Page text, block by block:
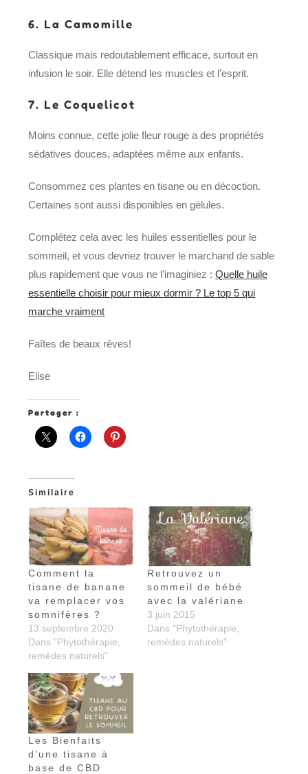
6. La Camomille
Classique mais redoutablement efficace, surtout en
infusion le soir. Elle détend les muscles et l’esprit.
7. Le Coquelicot
Moins connue, cette jolie fleur rouge a des propriétés
sédatives douces, adaptées même aux enfants.
Consommez ces plantes en tisane ou en décoction.
Certaines sont aussi disponibles en gélules.
Complétez cela avec les huiles essentielles pour le
sommeil, et vous devriez trouver le marchand de sable
plus rapidement que vous ne l’imaginiez :Quelle huile
essentielle choisir pour mieux dormir ? Le top 5 qui
marche vraiment
Faîtes de beaux rêves!
Elise
Partager :
Similaire
Comment la
tisane de banane
va remplacer vos
somnifères ?
13 septembre 2020
Dans "Phytothérapie,
remèdes naturels"
Retrouvez un
sommeil de bébé
avec la valériane
3 juin 2015
Dans "Phytothérapie,
remèdes naturels"
Les Bienfaits
d’une tisane à
base de CBD